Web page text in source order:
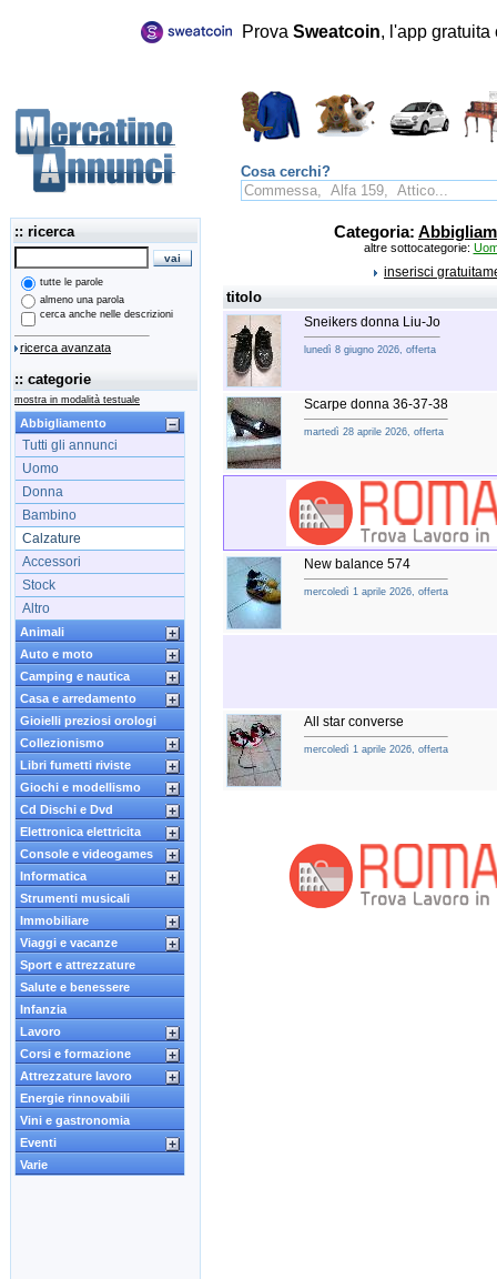
Prova Sweatcoin, l'app
Cosa cerchi?
:: ricerca
tutte le parole
almeno una parola
cerca anche nelle descrizioni
ricerca avanzata
:: categorie
mostra in modalità testuale
Abbigliamento
Tutti gli annunci
Uomo
Donna
Bambino
Calzature
Accessori
Stock
Altro
Animali
Auto e moto
Camping e nautica
Casa e arredamento
Gioielli preziosi orologi
Collezionismo
Libri fumetti riviste
Giochi e modellismo
Cd Dischi e Dvd
Elettronica elettricita
Console e videogames
Informatica
Strumenti musicali
Immobiliare
Viaggi e vacanze
Sport e attrezzature
Salute e benessere
Infanzia
Lavoro
Corsi e formazione
Attrezzature lavoro
Energie rinnovabili
Vini e gastronomia
Eventi
Varie
Categoria:
altre sottocategorie:
inserisci
titolo
Sneikers donna Liu-Jo
lunedì 8 giugno 2026, offerta
Scarpe donna 36-37-38
martedì 28 aprile 2026, offerta
New balance 574
mercoledì 1 aprile 2026, offerta
All star converse
mercoledì 1 aprile 2026, offerta